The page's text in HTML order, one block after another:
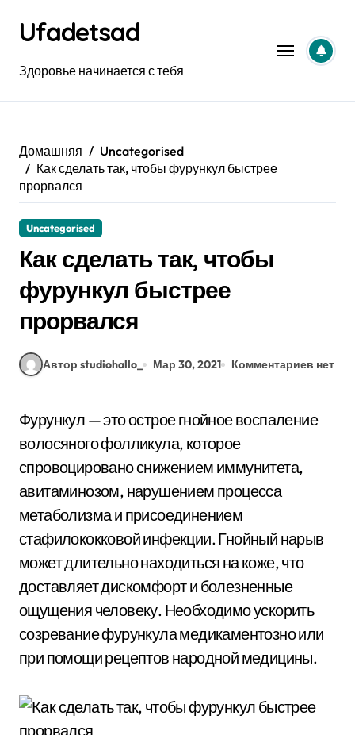
содержанию
Ufadetsad
Здоровье начинается с тебя
Домашняя
Uncategorised
Как сделать так, чтобы фурункул быстрее
прорвался
Uncategorised
Как сделать так, чтобы
фурункул быстрее
прорвался
Автор studiohallo_ Мар 30, 2021 Комментариев нет
Фурункул — это острое гнойное воспаление
волосяного фолликула, которое
спровоцировано снижением иммунитета,
авитаминозом, нарушением процесса
метаболизма и присоединением
стафилококковой инфекции. Гнойный нарыв
может длительно находиться на коже, что
доставляет дискомфорт и болезненные
ощущения человеку. Необходимо ускорить
созревание фурункула медикаментозно или
при помощи рецептов народной медицины.